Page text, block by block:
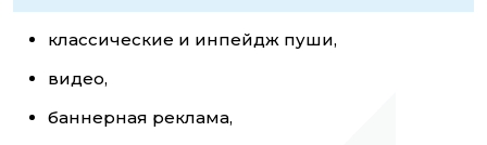
классические и инпейдж пуши,
видео,
баннерная реклама,